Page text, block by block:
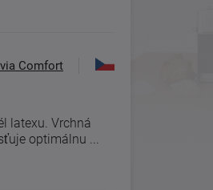
Comfort
latexu. Vrchná
optimálnu ...